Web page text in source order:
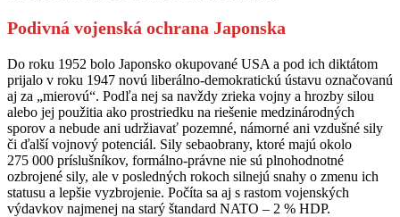
Podivná vojenská ochrana Japonska
Do roku 1952 bolo Japonsko okupované USA a pod ich diktátom
prijalo v roku 1947 novú liberálno-demokratickú ústavu označovanú
aj za „mierovú“. Podľa nej sa navždy zrieka vojny a hrozby silou
alebo jej použitia ako prostriedku na riešenie medzinárodných
sporov a nebude ani udržiavať pozemné, námorné ani vzdušné sily
či ďalší vojnový potenciál. Sily sebaobrany, ktoré majú okolo
275 000 príslušníkov, formálno-právne nie sú plnohodnotné
ozbrojené sily, ale v posledných rokoch silnejú snahy o zmenu ich
statusu a lepšie vyzbrojenie. Počíta sa aj s rastom vojenských
výdavkov najmenej na starý štandard NATO – 2 % HDP.